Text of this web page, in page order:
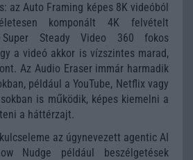
az Auto Framing képes 8K videóból
komponált 4K felvételt
Steady Video 360 fokos
a videó akkor is vízszintes marad,
Az Audio Eraser immár harmadik
például aYouTube, Netflix vagy
is működik, képes kiemelni a
a háttérzajt.
az úgynevezett agentic AI
Nudge például beszélgetések